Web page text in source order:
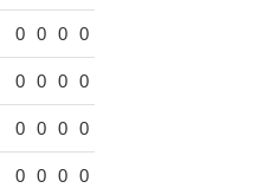
0 0 0 0
0 0 0 0
0 0 0 0
0 0 0 0